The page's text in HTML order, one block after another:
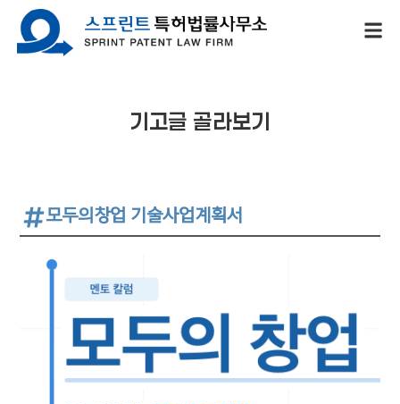
기고글 골라보기
모두의창업 기술사업계획서